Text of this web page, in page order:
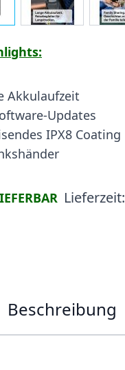
Akkulaufzeit
Updates
IPX8 Coating
Lieferzeit:
Beschreibung